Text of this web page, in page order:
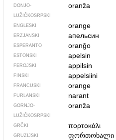
DONJO­
LUŽIČKOSRPSKI
oranža
ENGLESKI orange
ERZJANSKI апельсин
ESPERANTO oranĝo
ESTONSKI apelsin
FEROJSKI appilsin
FINSKI appelsiini
FRANCUSKI orange
FURLANSKI narant
GORNJO­
LUŽIČKOSRPSKI
oranža
GRČKI πορτοκάλι
GRUZIJSKI ფორთოხალი